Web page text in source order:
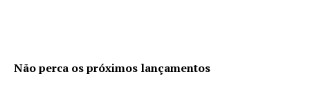
Não perca os próximos lançamentos